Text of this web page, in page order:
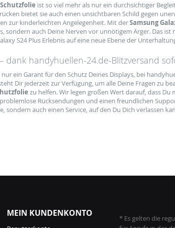
Schutzfolie ist so viel mehr als nur ein durchsichtiger
bietet sie auch einen unsichtbaren Schild gegen
zur kinderleichten Angelegenheit. Mit derSamsung
sondern auch Deine Nerven vor unnötigem Ärger. Das ist
S24 Plus Erlebnis auf eine neue Ebene der
dank handyhuellen-24.de-Blitzversand
ein Garant für den Schutz Deines Displays, bei
Dir jederzeit zur Verfügung, um alle Deine Fragen zu
zu helfen. Wir legen großen Wert darauf, dass Du
Rücksendungen und einen freundlichen
auch einen Service, auf den Du Dich verlassen
MEIN KUNDENKONTO
* Es gelten die